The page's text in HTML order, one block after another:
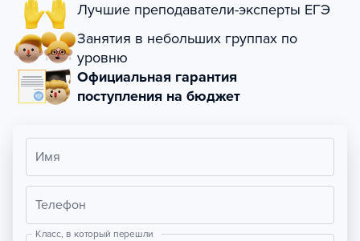
Лучшие преподаватели-эксперты ЕГЭ
Занятия в небольших группах по
уровню
Официальная гарантия
поступления на бюджет
Имя
Телефон
Класс, в который перешли